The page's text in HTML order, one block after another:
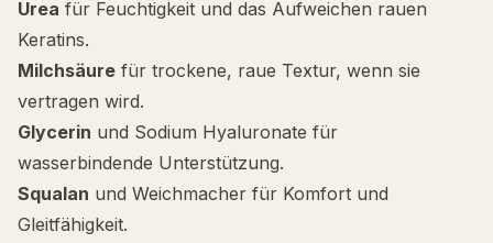
Urea für Feuchtigkeit und das Aufweichen rauen
Keratins.
Milchsäure für trockene, raue Textur, wenn sie
vertragen wird.
Glycerin und Sodium Hyaluronate für
wasserbindende Unterstützung.
Squalan und Weichmacher für Komfort und
Gleitfähigkeit.